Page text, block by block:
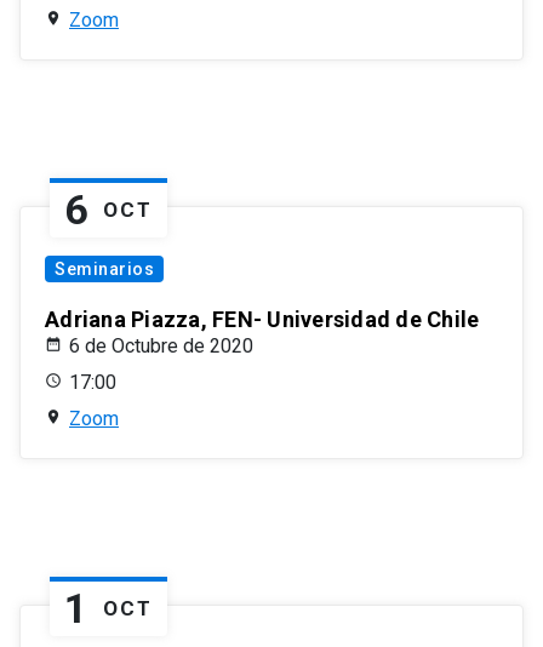
Zoom
6 OCT
Seminarios
Adriana Piazza, FEN- Universidad de Chile
6 de Octubre de 2020
17:00
Zoom
1 OCT